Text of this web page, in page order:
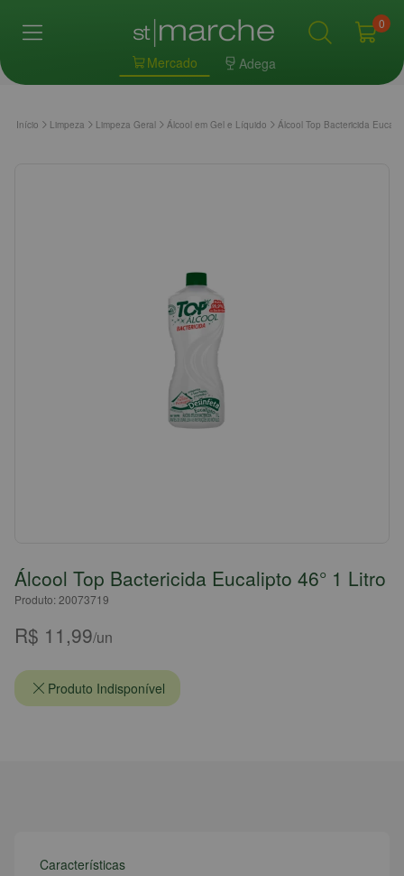
Mercado Adega
0
Início Limpeza Limpeza Geral Álcool em Gel e Líquido Álcool Top Bactericida
Álcool Top Bactericida Eucalipto 46° 1 Litro
Produto: 20073719
R$ 11,99/un
Produto Indisponível
Características